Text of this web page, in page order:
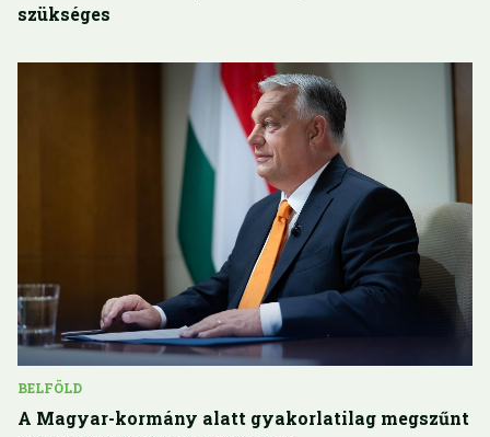
szükséges
BELFÖLD
A Magyar-kormány alatt gyakorlatilag megszűnt